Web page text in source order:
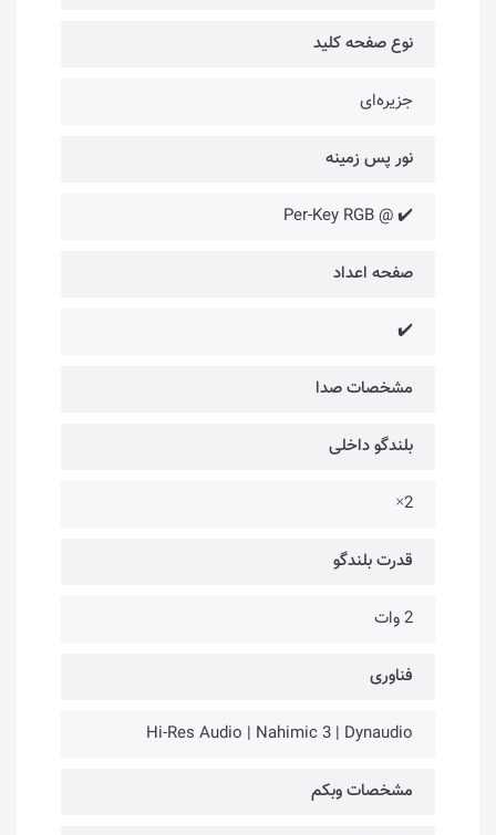
نوع صفحه کلید
جزیره‌ای
نور پس زمینه
✔️ @ Per-Key RGB
صفحه اعداد
✔️
مشخصات صدا
بلندگو داخلی
2×
قدرت بلندگو
2 وات
فناوری‌
Hi-Res Audio | Nahimic 3 | Dynaudio
مشخصات وبکم